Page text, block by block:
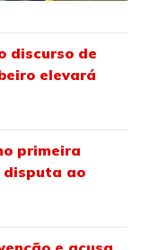
discurso de
elevará
primeira
disputa ao